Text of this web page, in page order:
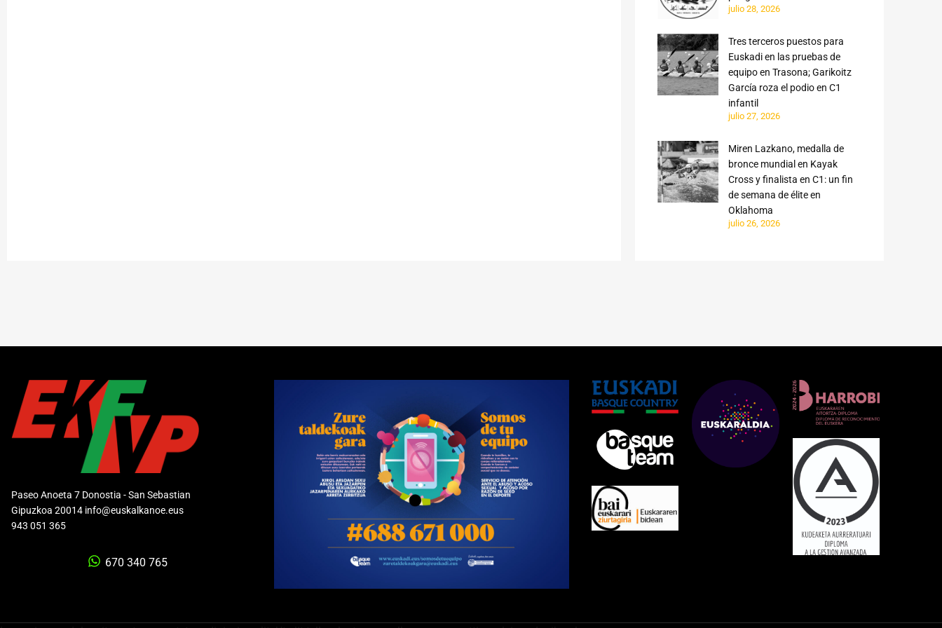
julio 28, 2026
Tres terceros puestos para
Euskadi en las pruebas de
equipo en Trasona; Garikoitz
García roza el podio en C1
infantil
julio 27, 2026
Miren Lazkano, medalla de
bronce mundial en Kayak
Cross y finalista en C1: un fin
de semana de élite en
Oklahoma
julio 26, 2026
Paseo Anoeta 7 Donostia - San Sebastian
Gipuzkoa 20014 info@euskalkanoe.eus
943 051 365
670 340 765